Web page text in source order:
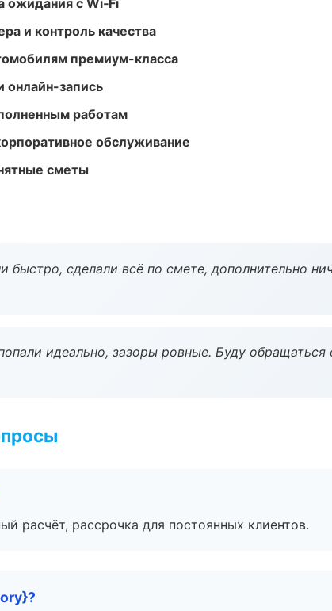
ожидания с Wi‑Fi
и контроль качества
премиум-класса
онлайн-запись
работам
обслуживание
сметы
быстро, сделали всё по смете, дополнительно
идеально, зазоры ровные. Буду обращаться
расчёт, рассрочка для постоянных клиентов.